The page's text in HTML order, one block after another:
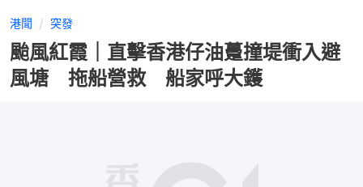
港聞 突發
颱風紅霞｜直擊香港仔油躉撞堤衝入避
風塘 拖船營救 船家呼大鑊